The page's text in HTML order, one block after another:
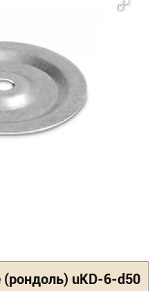
(рондоль) uKD-6-d50